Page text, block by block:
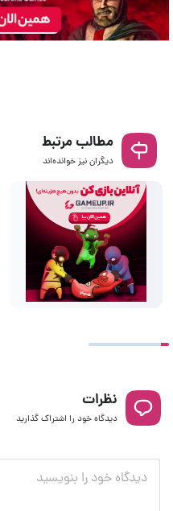
مطالب مرتبط
دیگران نیز خوانده‌اند
نظرات
دیدگاه خود را اشتراک گذارید